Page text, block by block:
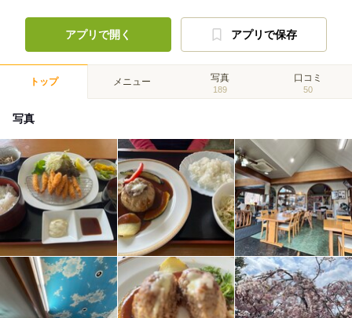
アプリで開く アプリで保存
トップ メニュー 写真
189
口コミ
50
写真